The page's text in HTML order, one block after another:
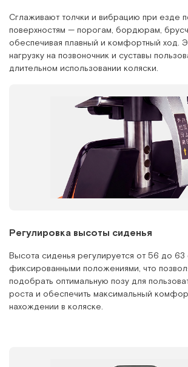
Сглаживают толчки и вибрацию при езде
поверхностям — порогам, бордюрам,
обеспечивая плавный и комфортный ход.
нагрузку на позвоночник и суставы
длительном использовании коляски.
Регулировка высоты сиденья
Высота сиденья регулируется от 56 до 63
фиксированными положениями, что
подобрать оптимальную позу для
роста и обеспечить максимальный
нахождении в коляске.